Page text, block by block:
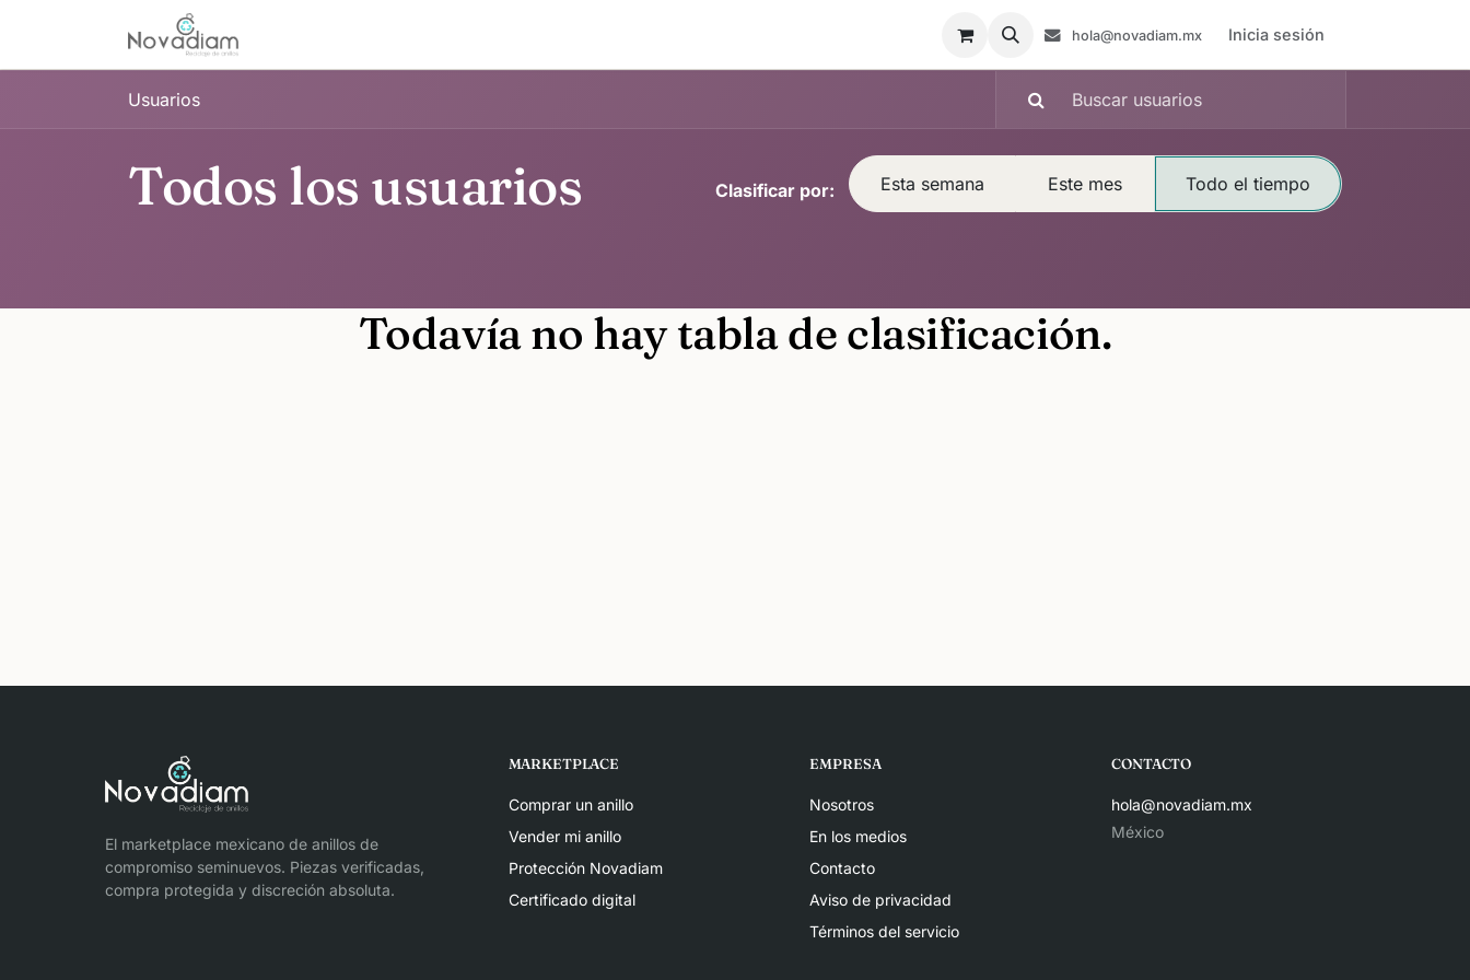
hola@novadiam.mx Inicia sesión
Usuarios
Todos los usuarios Clasificar por: Esta semana Este mes Todo el tiempo
Todavía no hay tabla de clasificación.
El marketplace mexicano de anillos de
compromiso seminuevos. Piezas verificadas,
compra protegida y discreción absoluta.
MARKETPLACE
Comprar un anillo
Vender mi anillo
Protección Novadiam
Certificado digital
EMPRESA
Nosotros
En los medios
Contacto
Aviso de privacidad
Términos del servicio
CONTACTO
hola@novadiam.mx
México